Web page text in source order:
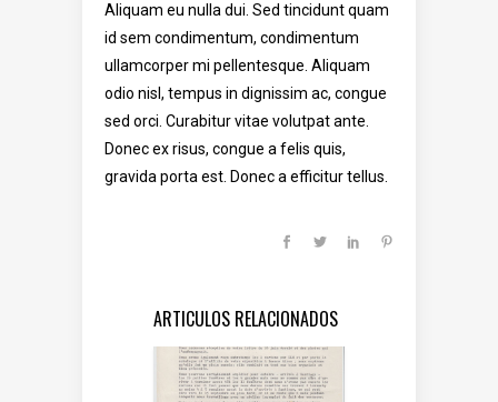
Aliquam eu nulla dui. Sed tincidunt quam
id sem condimentum, condimentum
ullamcorper mi pellentesque. Aliquam
odio nisl, tempus in dignissim ac, congue
sed orci. Curabitur vitae volutpat ante.
Donec ex risus, congue a felis quis,
gravida porta est. Donec a efficitur tellus.
ARTICULOS RELACIONADOS